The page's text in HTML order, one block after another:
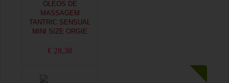
ÓLEOS DE
MASSAGEM
TANTRIC SENSUAL
MINI SIZE ORGIE
€ 28,38